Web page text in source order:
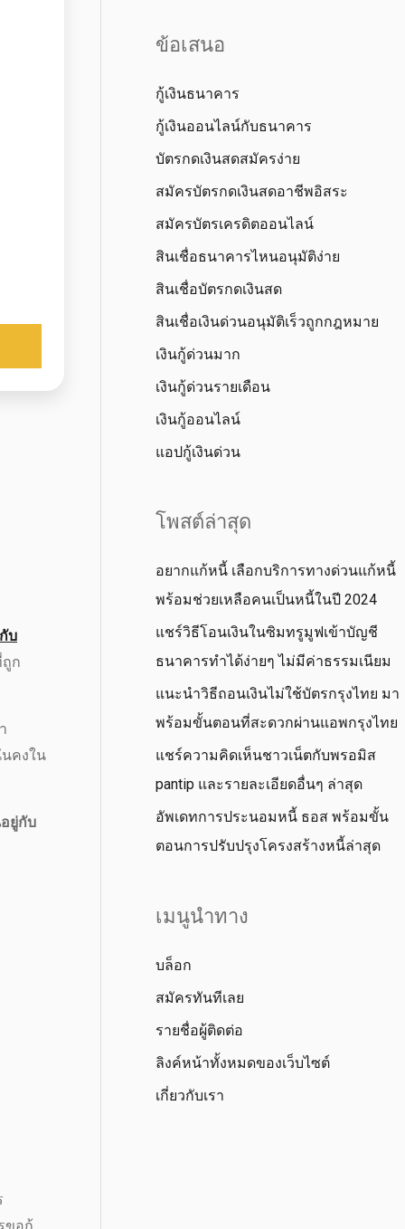
บ
ก
คงใน
ยู่กับ
ข้อเสนอ
กู้เงินธนาคาร
กู้เงินออนไลน์กับธนาคาร
บัตรกดเงินสดสมัครง่าย
สมัครบัตรกดเงินสดอาชีพอิสระ
สมัครบัตรเครดิตออนไลน์
สินเชื่อธนาคารไหนอนุมัติง่าย
สินเชื่อบัตรกดเงินสด
สินเชื่อเงินด่วนอนุมัติเร็วถูกกฎหมาย
เงินกู้ด่วนมาก
เงินกู้ด่วนรายเดือน
เงินกู้ออนไลน์
แอปกู้เงินด่วน
โพสต์ล่าสุด
อยากแก้หนี้ เลือกบริการทางด่วนแก้หนี้
พร้อมช่วยเหลือคนเป็นหนี้ในปี 2024
แชร์วิธีโอนเงินในซิมทรูมูฟเข้าบัญชี
ธนาคารทำได้ง่ายๆ ไม่มีค่าธรรมเนียม
แนะนำวิธีถอนเงินไม่ใช้บัตรกรุงไทย มา
พร้อมขั้นตอนที่สะดวกผ่านแอพกรุงไทย
แชร์ความคิดเห็นชาวเน็ตกับพรอมิส
pantip และรายละเอียดอื่นๆ ล่าสุด
อัพเดทการประนอมหนี้ ธอส พร้อมขั้น
ตอนการปรับปรุงโครงสร้างหนี้ล่าสุด
เมนูนำทาง
บล็อก
สมัครทันทีเลย
รายชื่อผู้ติดต่อ
ลิงค์หน้าทั้งหมดของเว็บไซต์
เกี่ยวกับเรา